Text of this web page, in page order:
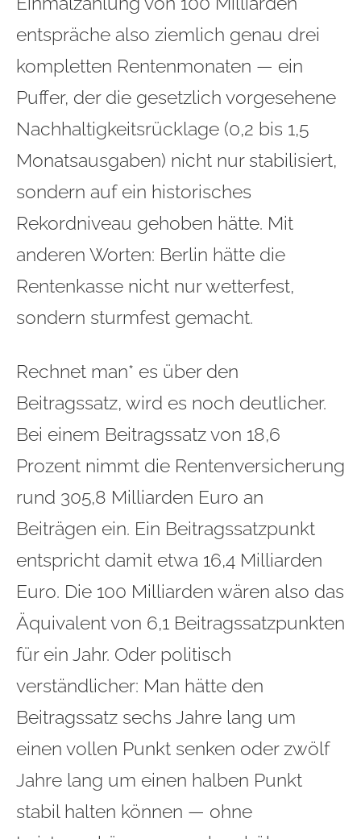
entspräche also ziemlich genau drei
kompletten Rentenmonaten — ein
Puffer, der die gesetzlich vorgesehene
Nachhaltigkeitsrücklage (0,2 bis 1,5
Monatsausgaben) nicht nur stabilisiert,
sondern auf ein historisches
Rekordniveau gehoben hätte. Mit
anderen Worten: Berlin hätte die
Rentenkasse nicht nur wetterfest,
sondern sturmfest gemacht.
Rechnet man* es über den
Beitragssatz, wird es noch deutlicher.
Bei einem Beitragssatz von 18,6
Prozent nimmt die Rentenversicherung
rund 305,8 Milliarden Euro an
Beiträgen ein. Ein Beitragssatzpunkt
entspricht damit etwa 16,4 Milliarden
Euro. Die 100 Milliarden wären also das
Äquivalent von 6,1 Beitragssatzpunkten
für ein Jahr. Oder politisch
verständlicher: Man hätte den
Beitragssatz sechs Jahre lang um
einen vollen Punkt senken oder zwölf
Jahre lang um einen halben Punkt
stabil halten können — ohne